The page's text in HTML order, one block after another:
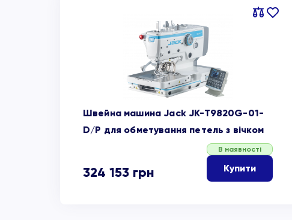
Порівняти
В
Швейна машина Jack JK-T9820G-01-
D/P для обметування петель з вічком
324 153 грн
В наявності
Купити